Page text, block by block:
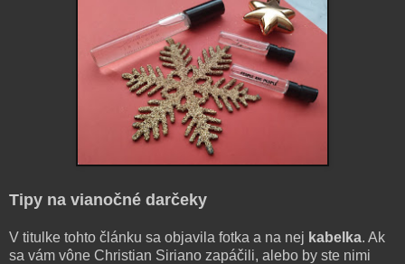
Tipy na vianočné darčeky
V titulke tohto článku sa objavila fotka a na nej kabelka. Ak
sa vám vône Christian Siriano zapáčili, alebo by ste nimi